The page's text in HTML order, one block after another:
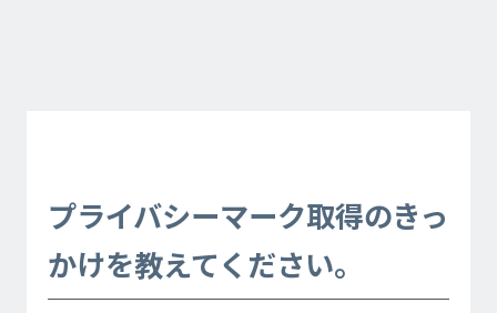
プライバシーマーク取得のきっ
かけを教えてください。